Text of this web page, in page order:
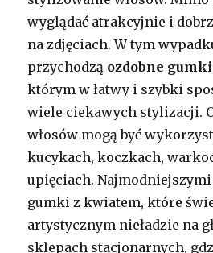
wyglądać atrakcyjnie i
na zdjęciach. W tym
przychodzą ozdobne gumki
którym w łatwy i szybki
wiele ciekawych stylizacji.
włosów mogą być
kucykach, koczkach,
upięciach. Najmodniejszymi
gumki z kwiatem, które
artystycznym nieładzie na
sklepach stacjonarnych,